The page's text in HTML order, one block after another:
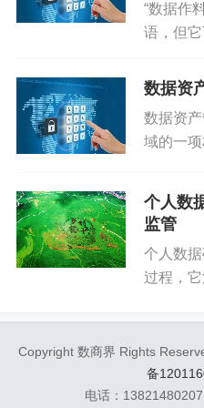
数据资产管理对于企业
提升决策效率：通过数
提供更加准确、全面的信
优化资源配置：通过数
地配置资源，提升资源使
增强市场竞争力：通过
新，提升企业的市场竞争
数据资产管理是现代企
“数据作
语，但
可操作的
样，“数
数据资
数据资
域的一
解析：
潮席卷全
个人数
监管
个人数
过程，
步骤和
的身份
机制，
Copyright 数商界 Rights
备
电话：